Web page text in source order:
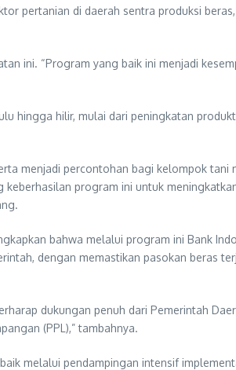
pertanian di daerah sentra produksi
ini. “Program yang baik ini menjadi
hingga hilir, mulai dari peningkatan
menjadi percontohan bagi kelompok tani
program ini untuk
bahwa melalui program ini Bank
dengan memastikan pasokan beras
dukungan penuh dari Pemerintah
(PPL),” tambahnya.
melalui pendampingan intensif